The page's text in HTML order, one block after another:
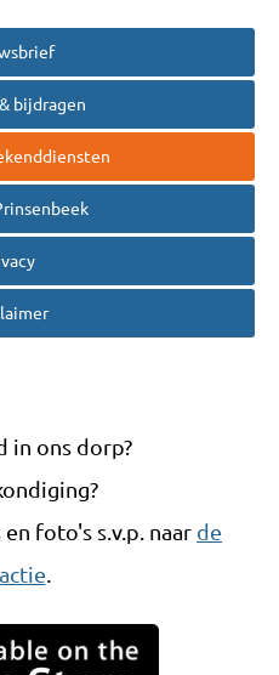
bijdragen
in ons dorp?
foto's s.v.p. naar de
.